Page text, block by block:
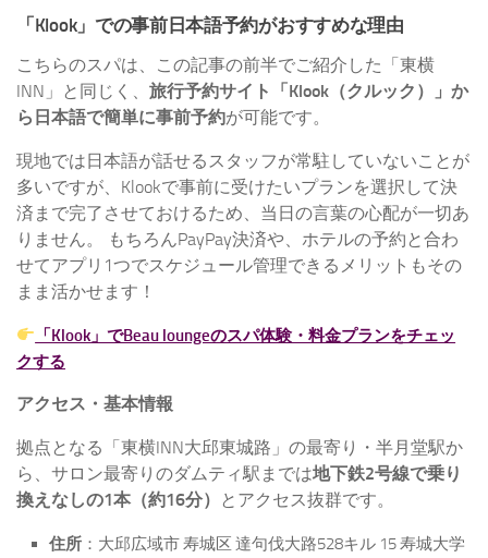
「Klook」での事前日本語予約がおすすめな理由
こちらのスパは、この記事の前半でご紹介した「東横
INN」と同じく、 旅行予約サイト「Klook（クルック）」か
ら日本語で簡単に事前予約が可能です。
現地では日本語が話せるスタッフが常駐していないことが
多いですが、Klookで事前に受けたいプランを選択して決
済まで完了させておけるため、当日の言葉の心配が一切あ
りません。 もちろんPayPay決済や、ホテルの予約と合わ
せてアプリ1つでスケジュール管理できるメリットもその
まま活かせます！
「Klook」でBeau loungeのスパ体験・料金プランをチェッ
クする
アクセス・基本情報
拠点となる「東横INN大邱東城路」の最寄り・半月堂駅か
ら、サロン最寄りのダムティ駅までは地下鉄2号線で乗り
換えなしの1本（約16分）
とアクセス抜群です。
住所 ：大邱広域市 寿城区 達句伐大路528キル 15 寿城大学